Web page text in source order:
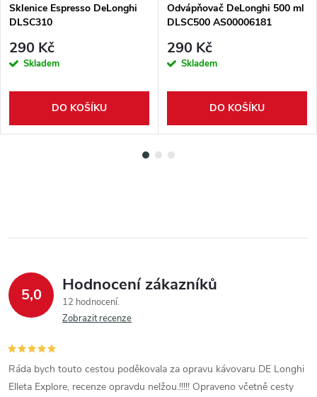
Sklenice Espresso DeLonghi
DLSC310
290 Kč
Skladem
DO KOŠÍKU
Odvápňovač DeLonghi 500 ml
DLSC500 AS00006181
290 Kč
Skladem
DO KOŠÍKU
5,0 Hodnocení zákazníků
12 hodnocení
Zobrazit recenze
Ráda bych touto cestou poděkovala za opravu kávovaru DE Longhi
Elleta Explore, recenze opravdu nelžou.!!!!! Opraveno včetně cesty